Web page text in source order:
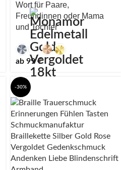
Wort für Paare,
Freundinnen oder Mama
und Tochter
ab 99€
-30%